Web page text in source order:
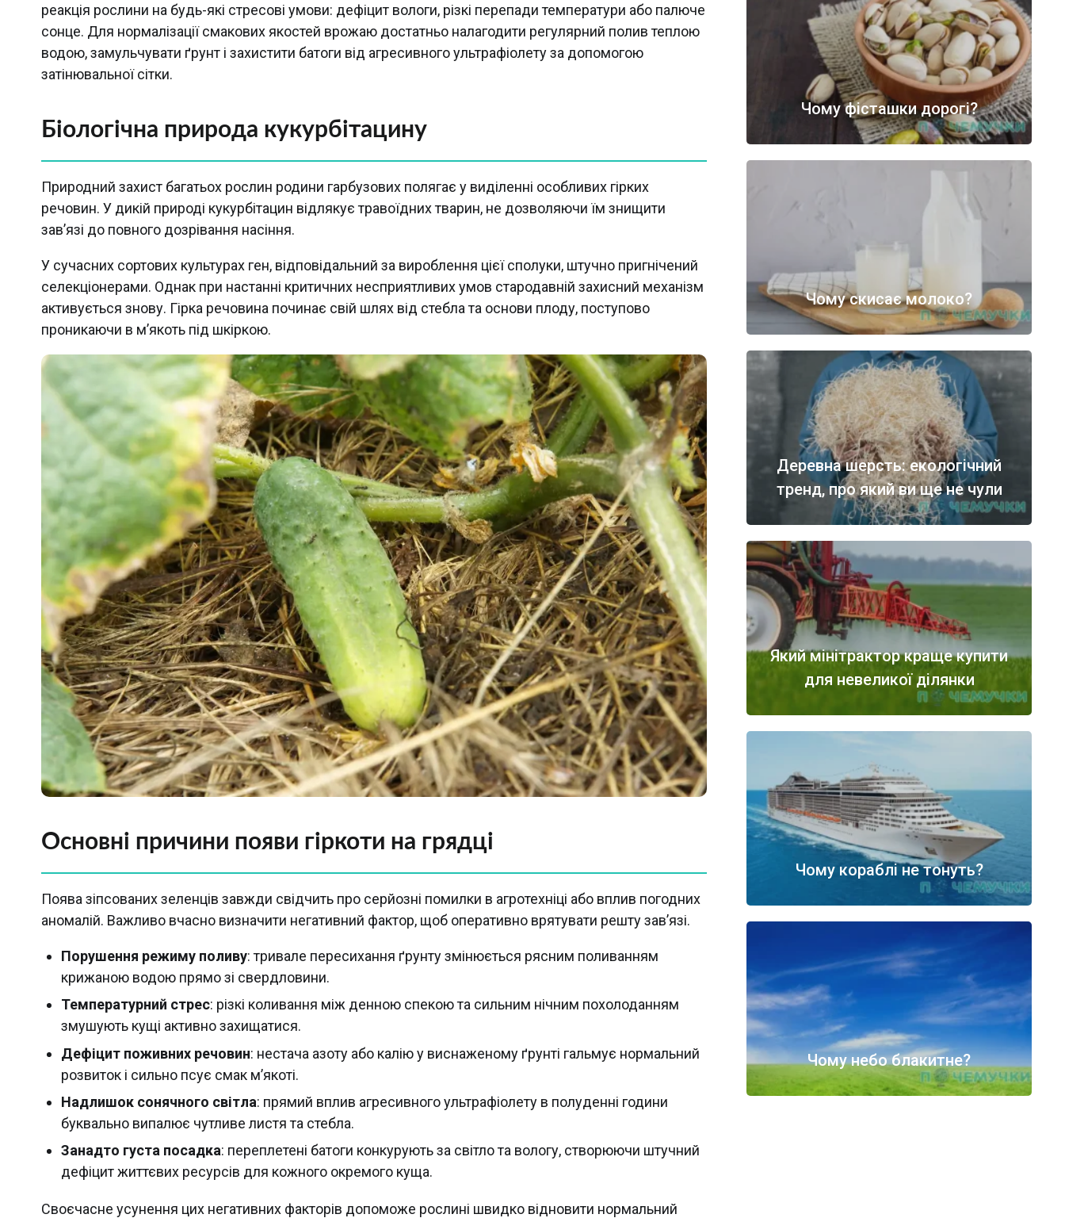
реакція рослини на будь-які стресові умови: дефіцит вологи, різкі перепади температури або палюче
сонце. Для нормалізації смакових якостей врожаю достатньо налагодити регулярний полив теплою
водою, замульчувати ґрунт і захистити батоги від агресивного ультрафіолету за допомогою
затінювальної сітки.
Біологічна природа кукурбітацину
Природний захист багатьох рослин родини гарбузових полягає у виділенні особливих гірких
речовин. У дикій природі кукурбітацин відлякує травоїдних тварин, не дозволяючи їм знищити
зав’язі до повного дозрівання насіння.
У сучасних сортових культурах ген, відповідальний за вироблення цієї сполуки, штучно пригнічений
селекціонерами. Однак при настанні критичних несприятливих умов стародавній захисний механізм
активується знову. Гірка речовина починає свій шлях від стебла та основи плоду, поступово
проникаючи в м’якоть під шкіркою.
Основні причини появи гіркоти на грядці
Поява зіпсованих зеленців завжди свідчить про серйозні помилки в агротехніці або вплив погодних
аномалій. Важливо вчасно визначити негативний фактор, щоб оперативно врятувати решту зав’язі.
Порушення режиму поливу: тривале пересихання ґрунту змінюється рясним поливанням
крижаною водою прямо зі свердловини.
Температурний стрес: різкі коливання між денною спекою та сильним нічним похолоданням
змушують кущі активно захищатися.
Дефіцит поживних речовин: нестача азоту або калію у виснаженому ґрунті гальмує нормальний
розвиток і сильно псує смак м’якоті.
Надлишок сонячного світла: прямий вплив агресивного ультрафіолету в полуденні години
буквально випалює чутливе листя та стебла.
Занадто густа посадка: переплетені батоги конкурують за світло та вологу, створюючи штучний
дефіцит життєвих ресурсів для кожного окремого куща.
Своєчасне усунення цих негативних факторів допоможе рослині швидко відновити нормальний
Чому фісташки дорогі?
Чому скисає молоко?
Деревна шерсть: екологічний
тренд, про який ви ще не чули
Який мінітрактор краще купити
для невеликої ділянки
Чому кораблі не тонуть?
Чому небо блакитне?